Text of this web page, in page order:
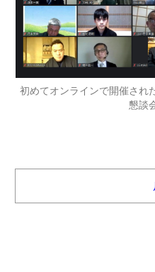
初めてオンラインで開催され
懇談